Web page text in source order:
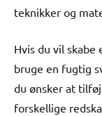
teknikker og
Hvis du vil
bruge en fugtig
du ønsker at
forskellige